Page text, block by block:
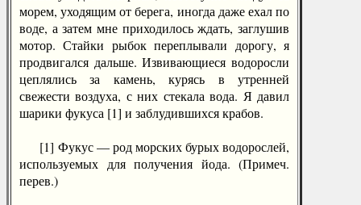
морем, уходящим от берега, иногда даже ехал по
воде, а затем мне приходилось ждать, заглушив
мотор. Стайки рыбок переплывали дорогу, я
продвигался дальше. Извивающиеся водоросли
цеплялись за камень, курясь в утренней
свежести воздуха, с них стекала вода. Я давил
шарики фукуса [1] и заблудившихся крабов.
[1] Фукус — род морских бурых водорослей,
используемых для получения йода. (Примеч.
перев.)